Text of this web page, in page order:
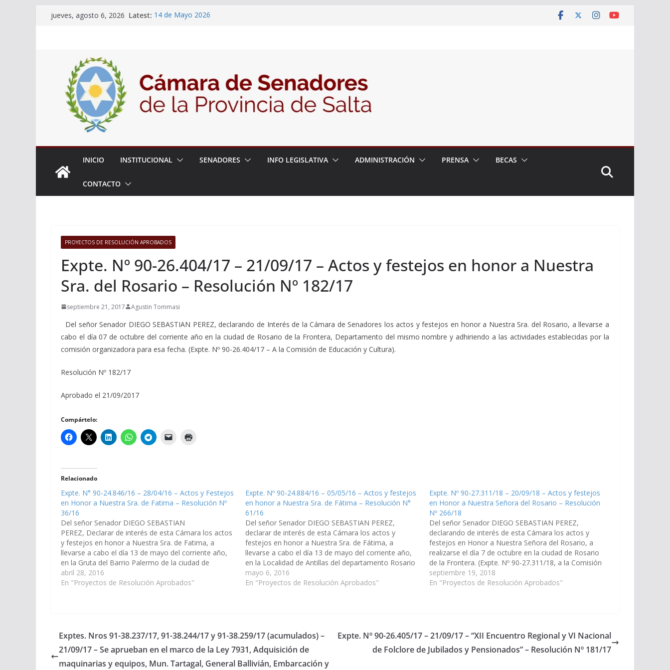
jueves, agosto 6, 2026 Latest: 14 de Mayo 2026
Adjudicacion Simple N° 27/26
INICIO INSTITUCIONAL SENADORES INFO LEGISLATIVA ADMINISTRACIÓN PRENSA BECAS
CONTACTO
PROYECTOS DE RESOLUCIÓN APROBADOS
Expte. Nº 90-26.404/17 – 21/09/17 – Actos y festejos en honor a Nuestra
Sra. del Rosario – Resolución Nº 182/17
septiembre 21, 2017 Agustin Tommasi
Del señor Senador DIEGO SEBASTIAN PEREZ, declarando de Interés de la Cámara de Senadores los actos y festejos en honor a Nuestra Sra. del Rosario, a llevarse a
cabo el día 07 de octubre del corriente año en la ciudad de Rosario de la Frontera, Departamento del mismo nombre y adhiriendo a las actividades establecidas por la
comisión organizadora para esa fecha. (Expte. Nº 90-26.404/17 – A la Comisión de Educación y Cultura).
Resolución Nº 182/17
Aprobado el 21/09/2017
Compártelo:
Relacionado
Expte. N° 90-24.846/16 – 28/04/16 – Actos y Festejos
en Honor a Nuestra Sra. de Fatima – Resolución Nº
36/16
Del señor Senador DIEGO SEBASTIAN
PEREZ, Declarar de interés de esta Cámara los actos
y festejos en honor a Nuestra Sra. de Fatima, a
llevarse a cabo el día 13 de mayo del corriente año,
en la Gruta del Barrio Palermo de la ciudad de
Rosario de la Frontera.(Expte. N° 90-24.846/16…
abril 28, 2016
En "Proyectos de Resolución Aprobados"
Expte. Nº 90-24.884/16 – 05/05/16 – Actos y festejos
en honor a Nuestra Sra. de Fátima – Resolución N°
61/16
Del señor Senador DIEGO SEBASTIAN PEREZ,
declarar de interés de esta Cámara los actos y
festejos en honor a Nuestra Sra. de Fátima, a
llevarse a cabo el día 13 de mayo del corriente año,
en la Localidad de Antillas del departamento Rosario
de la Frontera. (Expte. Nº 90-24.884/16) Resolución…
mayo 6, 2016
En "Proyectos de Resolución Aprobados"
Expte. Nº 90-27.311/18 – 20/09/18 – Actos y festejos
en Honor a Nuestra Señora del Rosario – Resolución
Nº 266/18
Del señor Senador DIEGO SEBASTIAN PEREZ,
declarando de interés de esta Cámara los actos y
festejos en Honor a Nuestra Señora del Rosario, a
realizarse el día 7 de octubre en la ciudad de Rosario
de la Frontera. (Expte. Nº 90-27.311/18, a la Comisión
de Educación y Cultura.) Resolución Nº 266/18
Aprobado el…
septiembre 19, 2018
En "Proyectos de Resolución Aprobados"
Exptes. Nros 91-38.237/17, 91-38.244/17 y 91-38.259/17 (acumulados) –
21/09/17 – Se aprueban en el marco de la Ley 7931, Adquisición de
maquinarias y equipos, Mun. Tartagal, General Ballivián, Embarcación y
Expte. Nº 90-26.405/17 – 21/09/17 – “XII Encuentro Regional y VI Nacional
de Folclore de Jubilados y Pensionados” – Resolución Nº 181/17